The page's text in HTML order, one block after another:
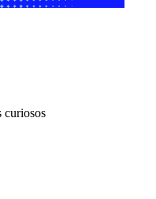
curiosos